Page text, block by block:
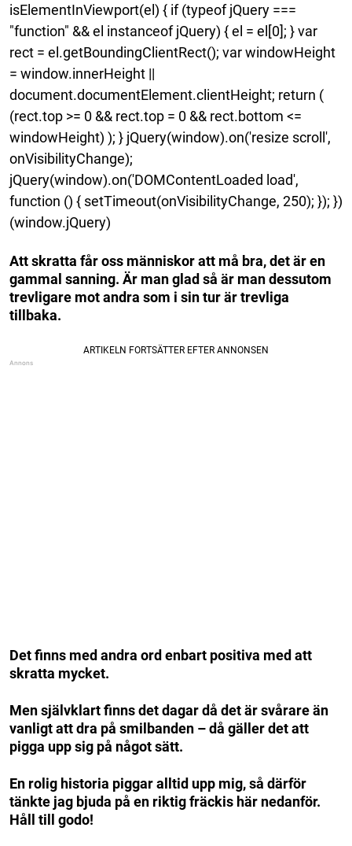
isElementInViewport(el) { if (typeof jQuery ===
"function" && el instanceof jQuery) { el = el[0]; } var
rect = el.getBoundingClientRect(); var windowHeight
= window.innerHeight ||
document.documentElement.clientHeight; return (
(rect.top >= 0 && rect.top = 0 && rect.bottom <=
windowHeight) ); } jQuery(window).on('resize scroll',
onVisibilityChange);
jQuery(window).on('DOMContentLoaded load',
function () { setTimeout(onVisibilityChange, 250); }); })
(window.jQuery)
Att skratta får oss människor att må bra, det är en
gammal sanning. Är man glad så är man dessutom
trevligare mot andra som i sin tur är trevliga
tillbaka.
Det finns med andra ord enbart positiva med att
skratta mycket.
Men självklart finns det dagar då det är svårare än
vanligt att dra på smilbanden – då gäller det att
pigga upp sig på något sätt.
En rolig historia piggar alltid upp mig, så därför
tänkte jag bjuda på en riktig fräckis här nedanför.
Håll till godo!